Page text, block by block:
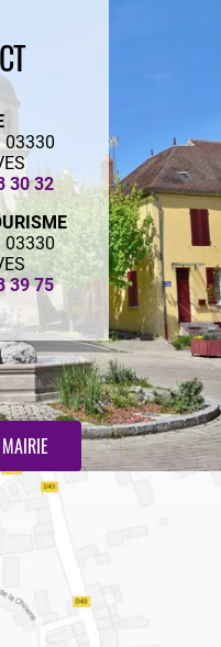
03330
30 32
03330
39 75